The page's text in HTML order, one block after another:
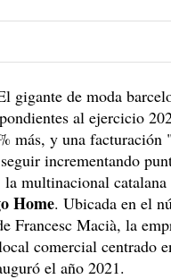
gigante de moda
al ejercicio
más, y una
incrementando
multinacional
Home. Ubicada en el
Francesc Macià, la
comercial centrado
el año 2021.